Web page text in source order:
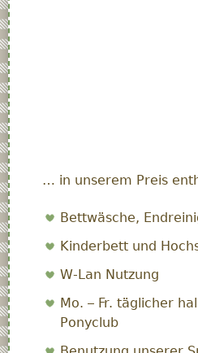
… in unserem Preis
Bettwäsche,
Kinderbett und
W-Lan Nutzung
Mo. – Fr. täglicher
Ponyclub